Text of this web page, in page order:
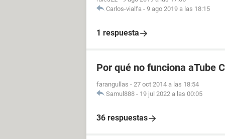
Carlos-vialfa - 9 ago 2019 a las 18:15
1 respuesta
Por qué no funciona aTube
farangullas - 27 oct 2014 a las 18:54
Samul888 - 19 jul 2022 a las 00:05
36 respuestas